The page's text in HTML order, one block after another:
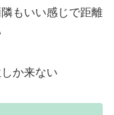
もいい感じで距離
か来ない